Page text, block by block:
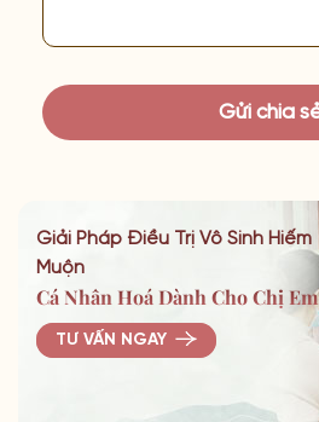
Giải Pháp Điều Trị Vô Sinh Hiếm
Muộn
Cá Nhân Hoá Dành Cho Chị Em
TƯ VẤN NGAY